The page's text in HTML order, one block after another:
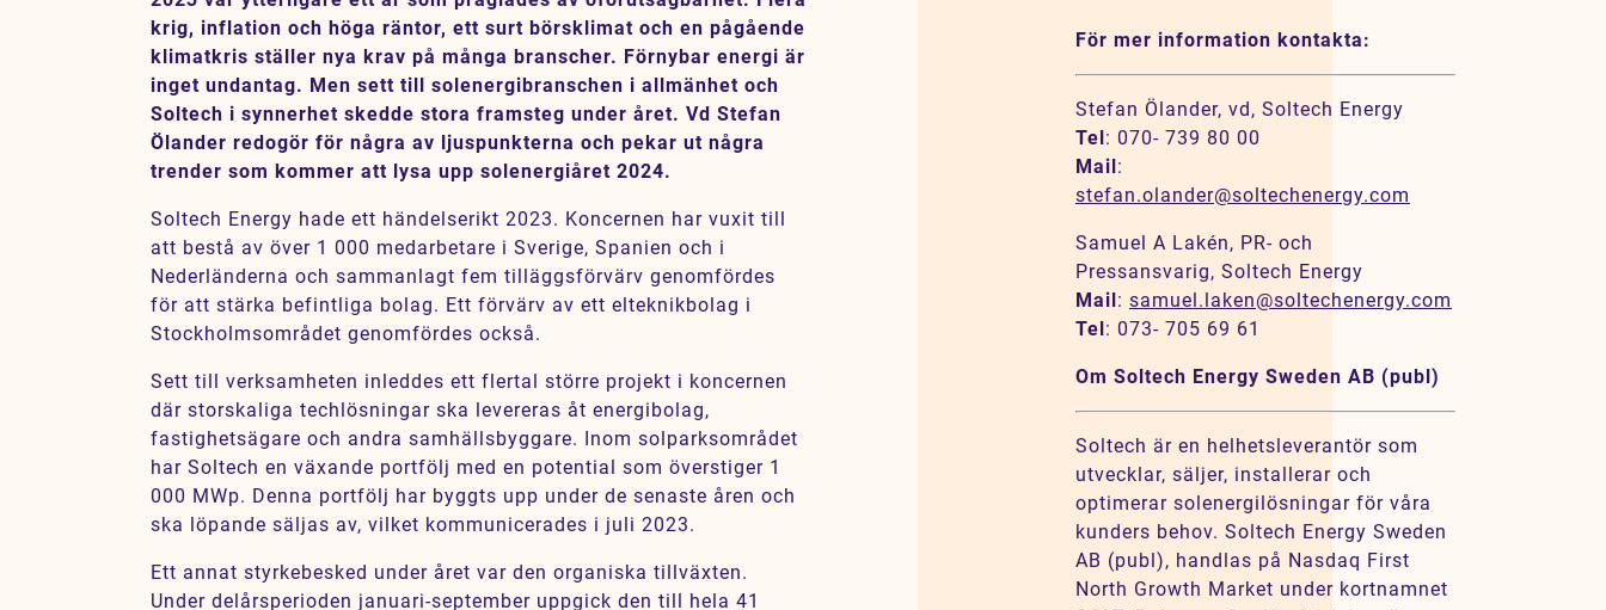
Karriär
Jobb
Kontakt
SV EN
krig, inflation och höga räntor, ett surt börsklimat och en pågående
klimatkris ställer nya krav på många branscher. Förnybar energi är
inget undantag. Men sett till solenergibranschen i allmänhet och
Soltech i synnerhet skedde stora framsteg under året. Vd Stefan
Ölander redogör för några av ljuspunkterna och pekar ut några
trender som kommer att lysa upp solenergiåret 2024.
Soltech Energy hade ett händelserikt 2023. Koncernen har vuxit till
att bestå av över 1 000 medarbetare i Sverige, Spanien och i
Nederländerna och sammanlagt fem tilläggsförvärv genomfördes
för att stärka befintliga bolag. Ett förvärv av ett elteknikbolag i
Stockholmsområdet genomfördes också.
Sett till verksamheten inleddes ett flertal större projekt i koncernen
där storskaliga techlösningar ska levereras åt energibolag,
fastighetsägare och andra samhällsbyggare. Inom solparksområdet
har Soltech en växande portfölj med en potential som överstiger 1
000 MWp. Denna portfölj har byggts upp under de senaste åren och
ska löpande säljas av, vilket kommunicerades i juli 2023.
Ett annat styrkebesked under året var den organiska tillväxten.
Under delårsperioden januari-september uppgick den till hela 41
För mer information kontakta:
Stefan Ölander, vd, Soltech Energy
Tel: 070- 739 80 00
Mail:
stefan.olander@soltechenergy.com
Samuel A Lakén, PR- och
Pressansvarig, Soltech Energy
Mail: samuel.laken@soltechenergy.com
Tel: 073- 705 69 61
Om Soltech Energy Sweden AB (publ)
Soltech är en helhetsleverantör som
utvecklar, säljer, installerar och
optimerar solenergilösningar för våra
kunders behov. Soltech Energy Sweden
AB (publ), handlas på Nasdaq First
North Growth Market under kortnamnet